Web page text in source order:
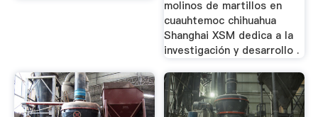
molinos de martillos en
cuauhtemoc chihuahua
Shanghai XSM dedica a la
investigación y desarrollo .